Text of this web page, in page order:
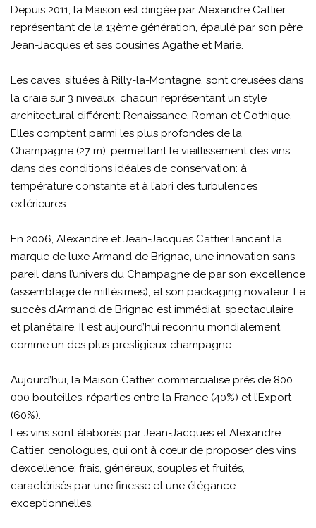
Depuis 2011, la Maison est dirigée par Alexandre Cattier,
représentant de la 13ème génération, épaulé par son père
Jean-Jacques et ses cousines Agathe et Marie.
Les caves, situées à Rilly-la-Montagne, sont creusées dans
la craie sur 3 niveaux, chacun représentant un style
architectural différent: Renaissance, Roman et Gothique.
Elles comptent parmi les plus profondes de la
Champagne (27 m), permettant le vieillissement des vins
dans des conditions idéales de conservation: à
température constante et à l’abri des turbulences
extérieures.
En 2006, Alexandre et Jean-Jacques Cattier lancent la
marque de luxe Armand de Brignac, une innovation sans
pareil dans l’univers du Champagne de par son excellence
(assemblage de millésimes), et son packaging novateur. Le
succès d’Armand de Brignac est immédiat, spectaculaire
et planétaire. Il est aujourd’hui reconnu mondialement
comme un des plus prestigieux champagne.
Aujourd’hui, la Maison Cattier commercialise près de 800
000 bouteilles, réparties entre la France (40%) et l’Export
(60%).
Les vins sont élaborés par Jean-Jacques et Alexandre
Cattier, œnologues, qui ont à cœur de proposer des vins
d’excellence: frais, généreux, souples et fruités,
caractérisés par une finesse et une élégance
exceptionnelles.